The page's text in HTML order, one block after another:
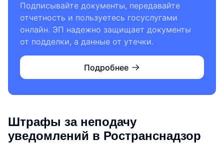
Подписывайте документы, передавайте
отчетность и пользуетесь госуслугами
онлайн. ЭП надежно защищает документы
от подделки, а данные от утечки.
Подробнее
Штрафы за неподачу
уведомлений в Ространснадзор